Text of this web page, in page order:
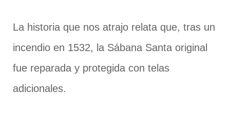
La historia que nos atrajo relata que, tras un
incendio en 1532, la Sábana Santa original
fue reparada y protegida con telas
adicionales.